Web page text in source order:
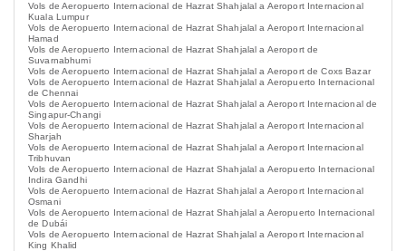
Vols de Aeropuerto Internacional de Hazrat Shahjalal a Aeroport Internacional
Kuala Lumpur
Vols de Aeropuerto Internacional de Hazrat Shahjalal a Aeroport Internacional
Hamad
Vols de Aeropuerto Internacional de Hazrat Shahjalal a Aeroport de
Suvarnabhumi
Vols de Aeropuerto Internacional de Hazrat Shahjalal a Aeroport de Coxs Bazar
Vols de Aeropuerto Internacional de Hazrat Shahjalal a Aeropuerto Internacional
de Chennai
Vols de Aeropuerto Internacional de Hazrat Shahjalal a Aeroport Internacional de
Singapur-Changi
Vols de Aeropuerto Internacional de Hazrat Shahjalal a Aeroport Internacional
Sharjah
Vols de Aeropuerto Internacional de Hazrat Shahjalal a Aeroport Internacional
Tribhuvan
Vols de Aeropuerto Internacional de Hazrat Shahjalal a Aeropuerto Internacional
Indira Gandhi
Vols de Aeropuerto Internacional de Hazrat Shahjalal a Aeroport Internacional
Osmani
Vols de Aeropuerto Internacional de Hazrat Shahjalal a Aeropuerto Internacional
de Dubái
Vols de Aeropuerto Internacional de Hazrat Shahjalal a Aeroport Internacional
King Khalid